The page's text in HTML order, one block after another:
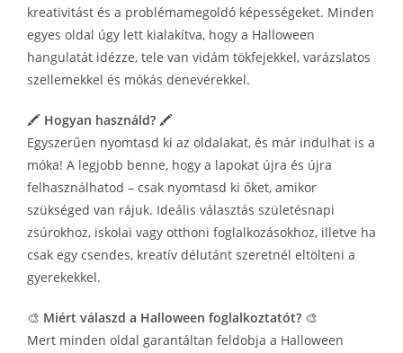
kreativitást és a problémamegoldó képességeket. Minden
egyes oldal úgy lett kialakítva, hogy a Halloween
hangulatát idézze, tele van vidám tökfejekkel, varázslatos
szellemekkel és mókás denevérekkel.
🖍️ Hogyan használd? 🖍️
Egyszerűen nyomtasd ki az oldalakat, és már indulhat is a
móka! A legjobb benne, hogy a lapokat újra és újra
felhasználhatod – csak nyomtasd ki őket, amikor
szükséged van rájuk. Ideális választás születésnapi
zsúrokhoz, iskolai vagy otthoni foglalkozásokhoz, illetve ha
csak egy csendes, kreatív délutánt szeretnél eltölteni a
gyerekekkel.
🎨 Miért válaszd a Halloween foglalkoztatót? 🎨
Mert minden oldal garantáltan feldobja a Halloween